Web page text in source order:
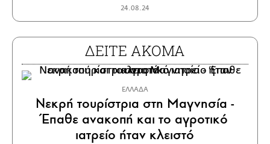
24.08.24
ΔΕΙΤΕ ΑΚΟΜΑ
ΕΛΛΑΔΑ
Νεκρή τουρίστρια στη Μαγνησία -
Έπαθε ανακοπή και το αγροτικό
ιατρείο ήταν κλειστό